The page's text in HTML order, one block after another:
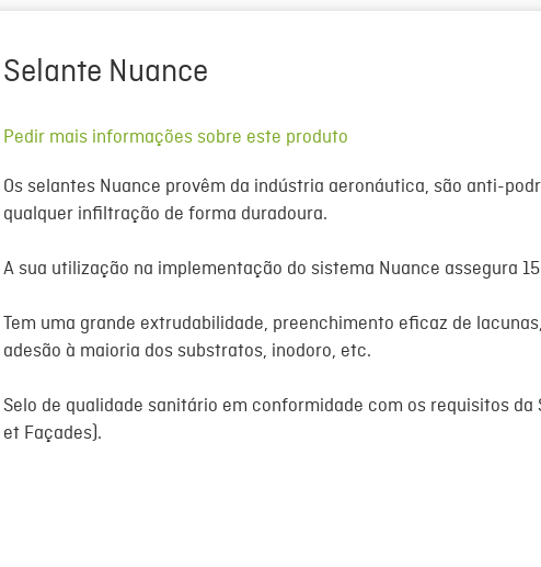
Selante Nuance
Pedir mais informações sobre este produto
Os selantes Nuance provêm da indústria aeronáutica, são anti-
qualquer infiltração de forma duradoura.
A sua utilização na implementação do sistema Nuance assegura
Tem uma grande extrudabilidade, preenchimento eficaz de
adesão à maioria dos substratos, inodoro, etc.
Selo de qualidade sanitário em conformidade com os requisitos
et Façades).